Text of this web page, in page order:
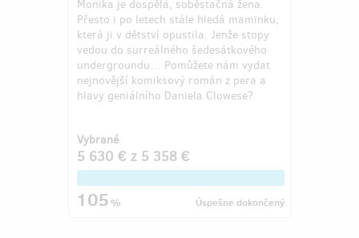
Monika je dospělá, soběstačná žena.
Přesto i po letech stále hledá maminku,
která ji v dětství opustila. Jenže stopy
vedou do surreálného šedesátkového
undergroundu… Pomůžete nám vydat
nejnovější komiksový román z pera a
hlavy geniálního Daniela Clowese?
Vybrané
5 630 € z 5 358 €
105% Úspešne dokončený